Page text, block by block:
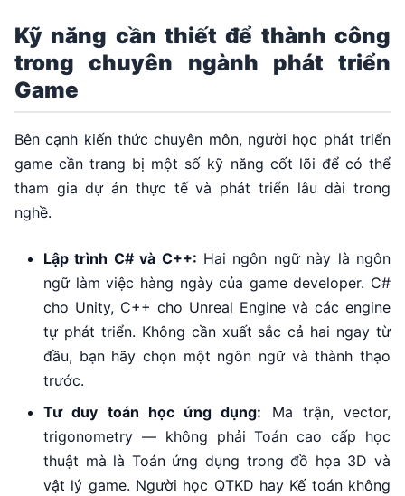
Kỹ năng cần thiết để thành công
trong chuyên ngành phát triển
Game
Bên cạnh kiến thức chuyên môn, người học phát triển
game cần trang bị một số kỹ năng cốt lõi để có thể
tham gia dự án thực tế và phát triển lâu dài trong
nghề.
Lập trình C# và C++: Hai ngôn ngữ này là ngôn
ngữ làm việc hàng ngày của game developer. C#
cho Unity, C++ cho Unreal Engine và các engine
tự phát triển. Không cần xuất sắc cả hai ngay từ
đầu, bạn hãy chọn một ngôn ngữ và thành thạo
trước.
Tư duy toán học ứng dụng: Ma trận, vector,
trigonometry — không phải Toán cao cấp học
thuật mà là Toán ứng dụng trong đồ họa 3D và
vật lý game. Người học QTKD hay Kế toán không